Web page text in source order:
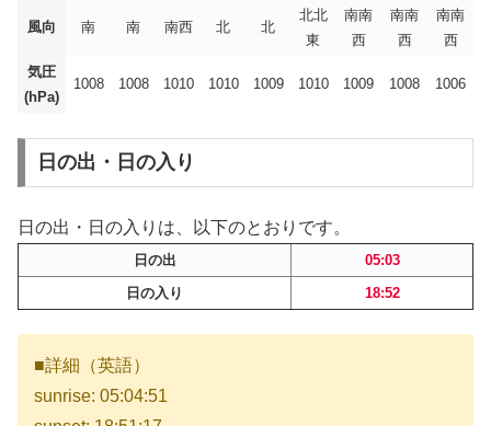
風向 南 南 南西 北 北
北北
東
南南
西
南南
西
南南
西
気圧
(hPa)
1008 1008 1010 1010 1009 1010 1009 1008 1006
日の出・日の入り
日の出・日の入りは、以下のとおりです。
日の出
05:03
日の入り
18:52
■詳細（英語）
sunrise: 05:04:51